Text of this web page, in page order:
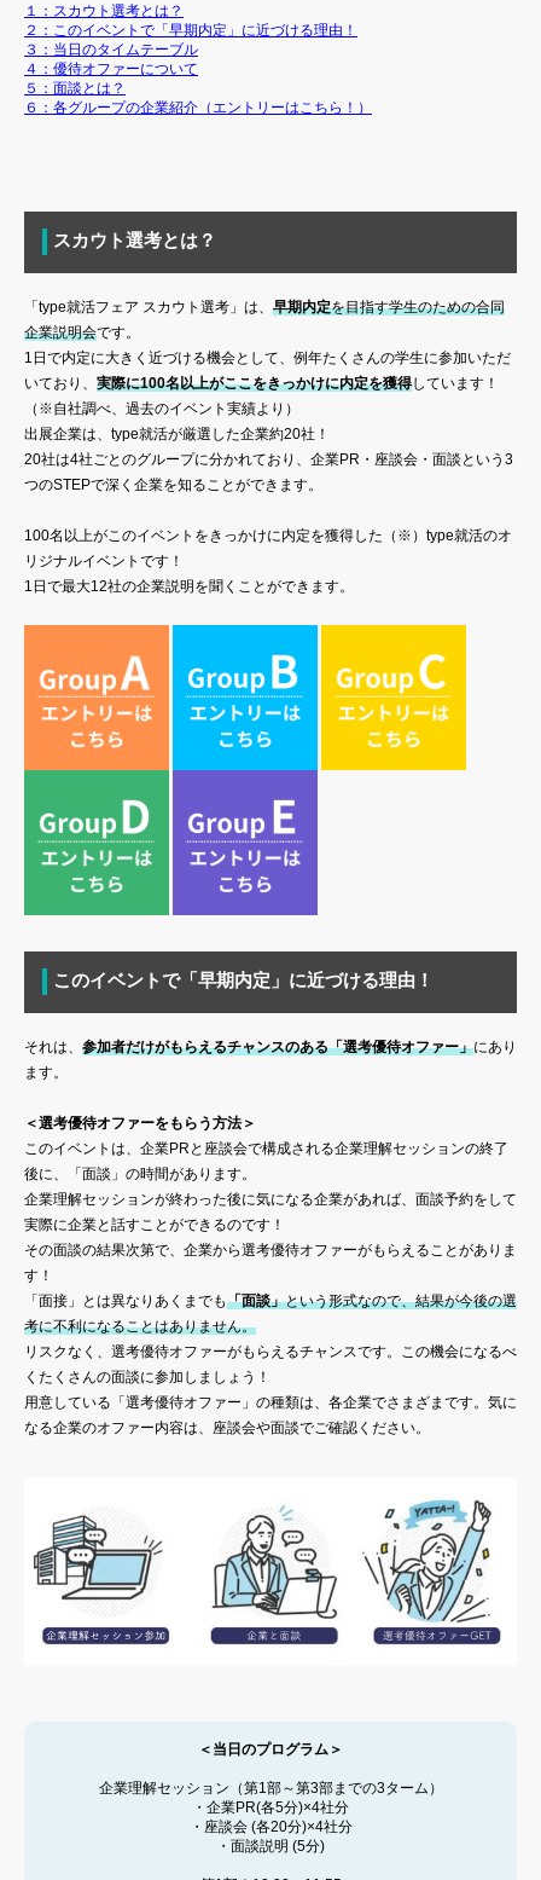
１：スカウト選考とは？
２：このイベントで「早期内定」に近づける理由！
３：当日のタイムテーブル
４：優待オファーについて
５：面談とは？
６：各グループの企業紹介（エントリーはこちら！）
スカウト選考とは？
「type就活フェア スカウト選考」は、 早期内定を目指す学生のための合同
企業説明会です。
1日で内定に大きく近づける機会として、例年たくさんの学生に参加いただ
いており、 実際に100名以上がここをきっかけに内定を獲得しています！
（※自社調べ、過去のイベント実績より）
出展企業は、type就活が厳選した企業約20社！
20社は4社ごとのグループに分かれており、企業PR・座談会・面談という3
つのSTEPで深く企業を知ることができます。
100名以上がこのイベントをきっかけに内定を獲得した（※）type就活のオ
リジナルイベントです！
1日で最大12社の企業説明を聞くことができます。
このイベントで「早期内定」に近づける理由！
それは、 参加者だけがもらえるチャンスのある「選考優待オファー」にあり
ます。
＜選考優待オファーをもらう方法＞
このイベントは、企業PRと座談会で構成される企業理解セッションの終了
後に、「面談」の時間があります。
企業理解セッションが終わった後に気になる企業があれば、面談予約をして
実際に企業と話すことができるのです！
その面談の結果次第で、企業から選考優待オファーがもらえることがありま
す！
「面接」とは異なりあくまでも「面談」という形式なので、結果が今後の選
考に不利になることはありません。
リスクなく、選考優待オファーがもらえるチャンスです。この機会になるべ
くたくさんの面談に参加しましょう！
用意している「選考優待オファー」の種類は、各企業でさまざまです。気に
なる企業のオファー内容は、座談会や面談でご確認ください。
＜当日のプログラム＞
企業理解セッション（第1部～第3部までの3ターム）
・企業PR(各5分)×4社分
・座談会 (各20分)×4社分
・面談説明 (5分)